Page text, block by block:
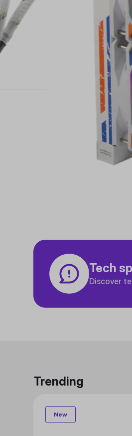
Tech
Discover
Trending
New